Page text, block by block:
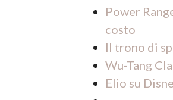
Power
costo
Il trono di
Wu-Tang
Elio su